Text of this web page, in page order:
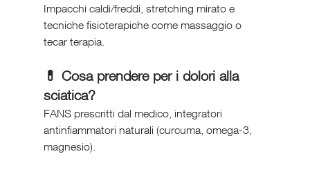
Impacchi caldi/freddi, stretching mirato e
tecniche fisioterapiche come massaggio o
tecar terapia.
💊 Cosa prendere per i dolori alla
sciatica?
FANS prescritti dal medico, integratori
antinfiammatori naturali (curcuma, omega-3,
magnesio).